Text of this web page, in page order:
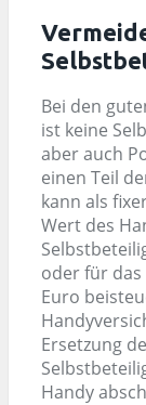
Bei den
ist keine
aber auch
einen Teil
kann als
Wert des
oder für das
Euro
Ersetzung
Handy